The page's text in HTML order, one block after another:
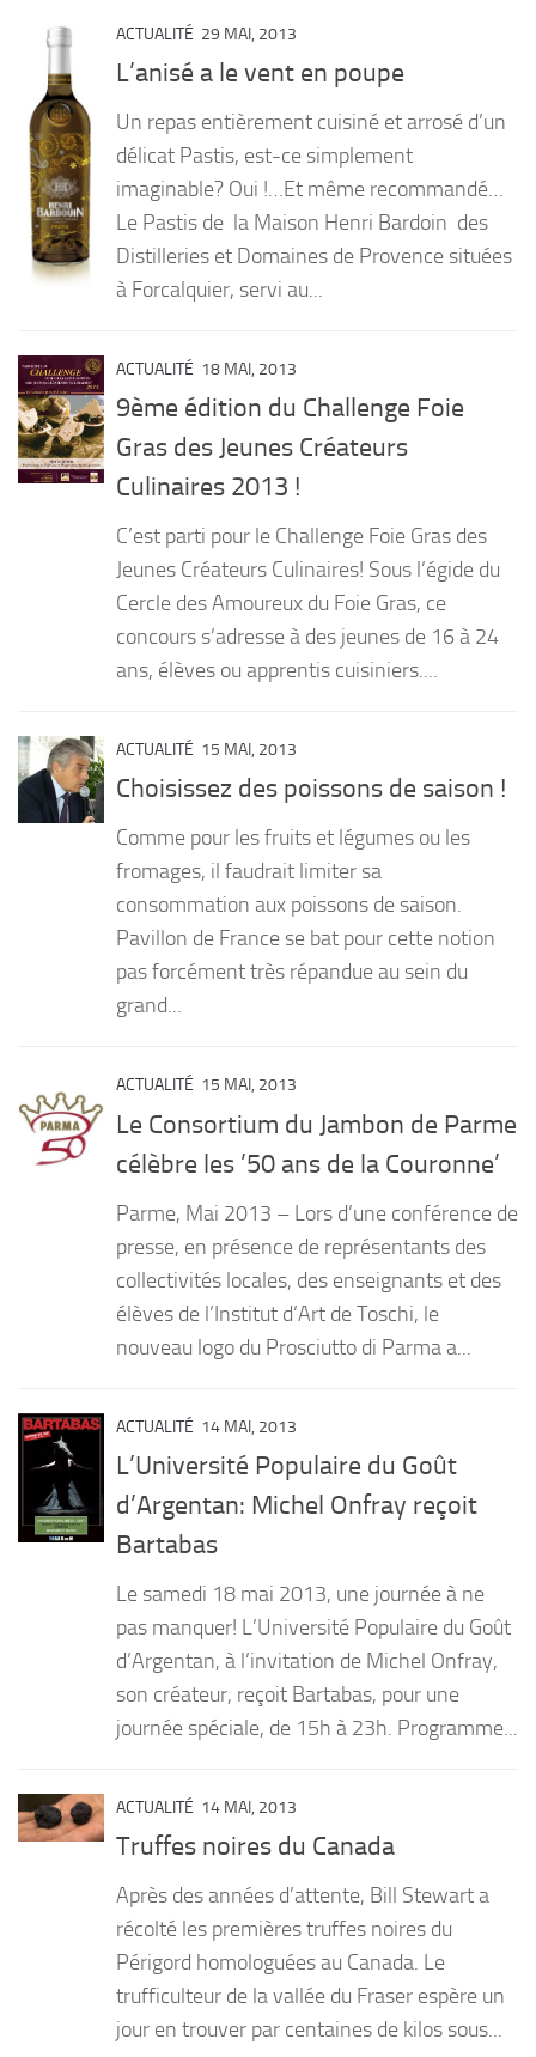
ACTUALITÉ 29 MAI, 2013
L’anisé a le vent en poupe
Un repas entièrement cuisiné et arrosé d’un
délicat Pastis, est-ce simplement
imaginable? Oui !…Et même recommandé…
Le Pastis de la Maison Henri Bardoin des
Distilleries et Domaines de Provence situées
à Forcalquier, servi au...
ACTUALITÉ 18 MAI, 2013
9ème édition du Challenge Foie
Gras des Jeunes Créateurs
Culinaires 2013 !
C’est parti pour le Challenge Foie Gras des
Jeunes Créateurs Culinaires! Sous l’égide du
Cercle des Amoureux du Foie Gras, ce
concours s’adresse à des jeunes de 16 à 24
ans, élèves ou apprentis cuisiniers....
ACTUALITÉ 15 MAI, 2013
Choisissez des poissons de saison !
Comme pour les fruits et légumes ou les
fromages, il faudrait limiter sa
consommation aux poissons de saison.
Pavillon de France se bat pour cette notion
pas forcément très répandue au sein du
grand...
ACTUALITÉ 15 MAI, 2013
Le Consortium du Jambon de Parme
célèbre les ’50 ans de la Couronne’
Parme, Mai 2013 – Lors d’une conférence de
presse, en présence de représentants des
collectivités locales, des enseignants et des
élèves de l’Institut d’Art de Toschi, le
nouveau logo du Prosciutto di Parma a...
ACTUALITÉ 14 MAI, 2013
L’Université Populaire du Goût
d’Argentan: Michel Onfray reçoit
Bartabas
Le samedi 18 mai 2013, une journée à ne
pas manquer! L’Université Populaire du Goût
d’Argentan, à l’invitation de Michel Onfray,
son créateur, reçoit Bartabas, pour une
journée spéciale, de 15h à 23h. Programme...
ACTUALITÉ 14 MAI, 2013
Truffes noires du Canada
Après des années d’attente, Bill Stewart a
récolté les premières truffes noires du
Périgord homologuées au Canada. Le
trufficulteur de la vallée du Fraser espère un
jour en trouver par centaines de kilos sous...